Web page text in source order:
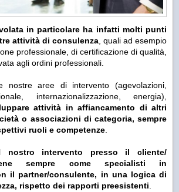
in particolare ha infatti molti punti
attività di consulenza , quali ad esempio
professionale, di certificazione di qualità,
agli ordini professionali.
nostre aree di intervento (agevolazioni,
internazionalizzazione, energia),
attività in affiancamento di altri
o associazioni di categoria, sempre
ruoli e competenze
nostro intervento presso il cliente/
sempre come specialisti in
il partner/consulente, in una logica di
rispetto dei rapporti preesistenti